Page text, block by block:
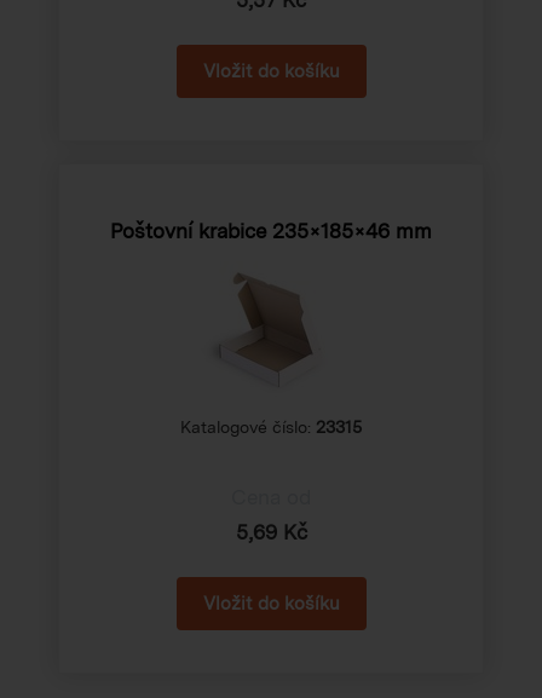
Poštovní krabice 235×185×46 mm
Katalogové číslo: 23315
5,69 Kč